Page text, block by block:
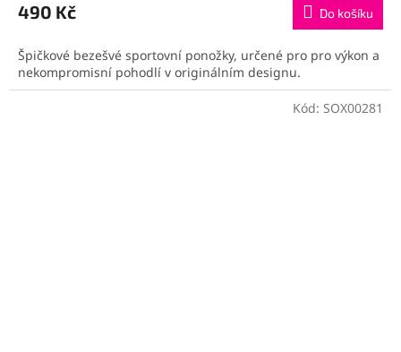
490 Kč Do košíku
Špičkové bezešvé sportovní ponožky, určené pro pro výkon a
nekompromisní pohodlí v originálním designu.
Kód: SOX00281